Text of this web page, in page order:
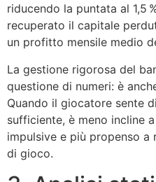
riducendo la puntata al 1,5
recuperato il capitale
un profitto mensile medio
La gestione rigorosa del
questione di numeri: è
Quando il giocatore sente
sufficiente, è meno incline
impulsive e più propenso
di gioco.